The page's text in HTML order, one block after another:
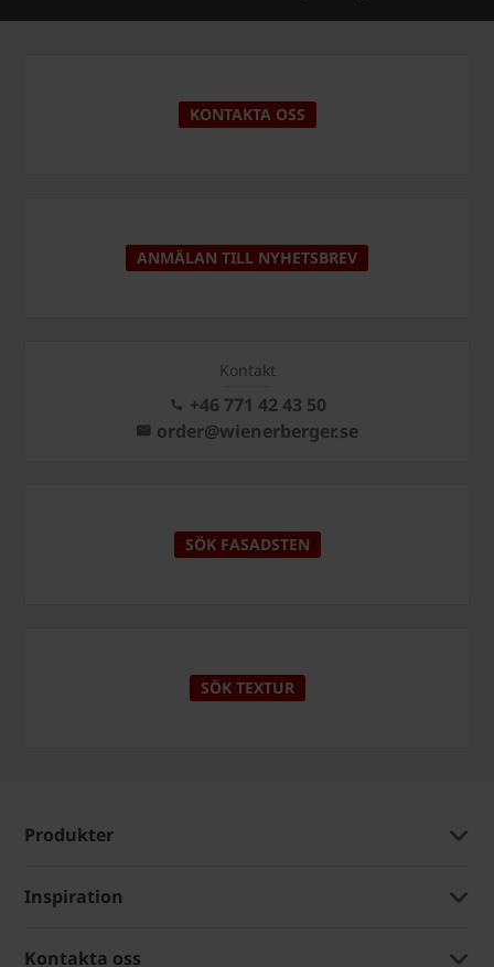
KONTAKTA OSS
ANMÄLAN TILL NYHETSBREV
Kontakt
+46 771 42 43 50
order@wienerberger.se
SÖK FASADSTEN
SÖK TEXTUR
Produkter
Inspiration
Kontakta oss